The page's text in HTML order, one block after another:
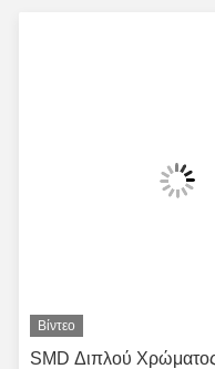
Βίντεο
SMD Διπλού